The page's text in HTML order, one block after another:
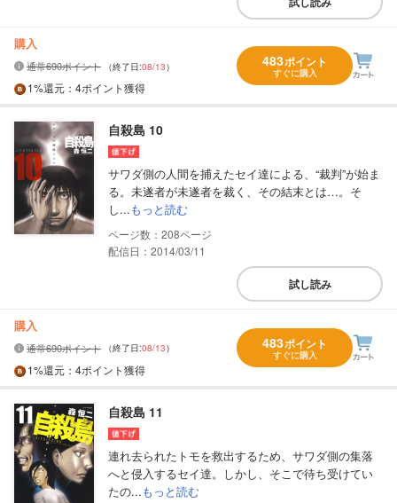
購入
通常690ポイント （終了日:08/13）
1%還元 ：4ポイント獲得
483ポイント
すぐに購入
自殺島 10
サワダ側の人間を捕えたセイ達による、“裁判”が始ま
る。未遂者が未遂者を裁く、その結末とは…。そ
し...もっと読む
208
配信日：2014/03/11
試し読み
購入
通常690ポイント （終了日:08/13）
1%還元 ：4ポイント獲得
483ポイント
すぐに購入
自殺島 11
連れ去られたトモを救出するため、サワダ側の集落
へと侵入するセイ達。しかし、そこで待ち受けてい
たの...もっと読む